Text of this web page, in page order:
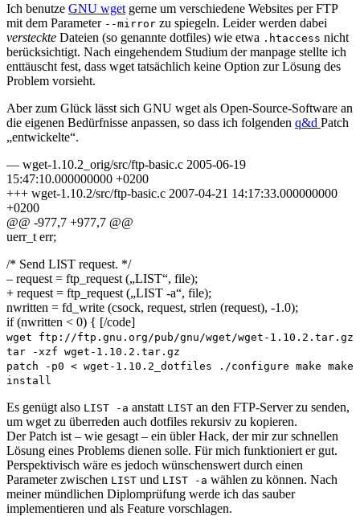
Ich benutze GNU wget gerne um verschiedene Websites per FTP
mit dem Parameter --mirror zu spiegeln. Leider werden dabei
versteckte Dateien (so genannte dotfiles) wie etwa .htaccess nicht
berücksichtigt. Nach eingehendem Studium der manpage stellte ich
enttäuscht fest, dass wget tatsächlich keine Option zur Lösung des
Problem vorsieht.
Aber zum Glück lässt sich GNU wget als Open-Source-Software an
die eigenen Bedürfnisse anpassen, so dass ich folgenden q&d Patch
„entwickelte“.
— wget-1.10.2_orig/src/ftp-basic.c 2005-06-19
15:47:10.000000000 +0200
+++ wget-1.10.2/src/ftp-basic.c 2007-04-21 14:17:33.000000000
+0200
@@ -977,7 +977,7 @@
uerr_t err;
/* Send LIST request. */
– request = ftp_request („LIST“, file);
+ request = ftp_request („LIST -a“, file);
nwritten = fd_write (csock, request, strlen (request), -1.0);
if (nwritten < 0) { [/code]
wget ftp://ftp.gnu.org/pub/gnu/wget/wget-1.10.2.tar.gz
tar -xzf wget-1.10.2.tar.gz
patch -p0 < wget-1.10.2_dotfiles ./configure make make
install
Es genügt also LIST -a anstatt LIST an den FTP-Server zu senden,
um wget zu überreden auch dotfiles rekursiv zu kopieren.
Der Patch ist – wie gesagt – ein übler Hack, der mir zur schnellen
Lösung eines Problems dienen solle. Für mich funktioniert er gut.
Perspektivisch wäre es jedoch wünschenswert durch einen
Parameter zwischen LIST und LIST -a wählen zu können. Nach
meiner mündlichen Diplomprüfung werde ich das sauber
implementieren und als Feature vorschlagen.